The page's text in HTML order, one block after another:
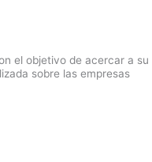
el objetivo de acercar a su
sobre las empresas